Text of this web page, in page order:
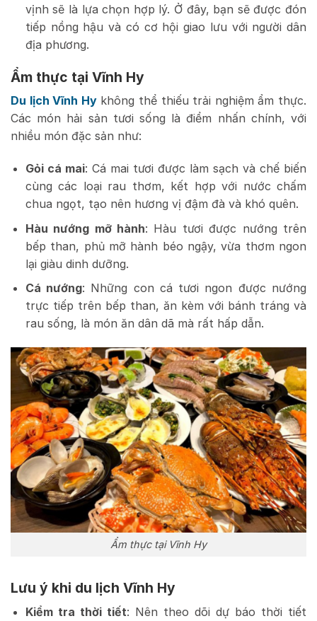
vịnh sẽ là lựa chọn hợp lý. Ở đây, bạn sẽ được đón
tiếp nồng hậu và có cơ hội giao lưu với người dân
địa phương.
Ẩm thực tại Vĩnh Hy
Du lịch Vĩnh Hykhông thể thiếu trải nghiệm ẩm thực.
Các món hải sản tươi sống là điểm nhấn chính, với
nhiều món đặc sản như:
Gỏi cá mai: Cá mai tươi được làm sạch và chế biến
cùng các loại rau thơm, kết hợp với nước chấm
chua ngọt, tạo nên hương vị đậm đà và khó quên.
Hàu nướng mỡ hành: Hàu tươi được nướng trên
bếp than, phủ mỡ hành béo ngậy, vừa thơm ngon
lại giàu dinh dưỡng.
Cá nướng: Những con cá tươi ngon được nướng
trực tiếp trên bếp than, ăn kèm với bánh tráng và
rau sống, là món ăn dân dã mà rất hấp dẫn.
Ẩm thực tại Vĩnh Hy
Lưu ý khi du lịch Vĩnh Hy
Kiểm tra thời tiết: Nên theo dõi dự báo thời tiết